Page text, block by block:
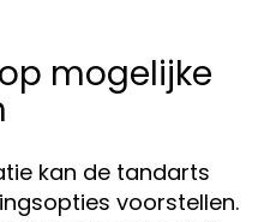
mogelijke
kan de tandarts
voorstellen.